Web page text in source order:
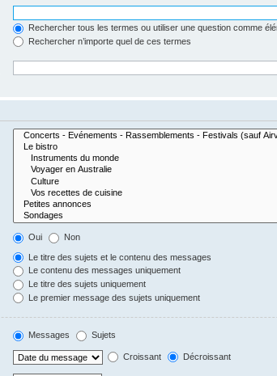
Rechercher tous les termes ou utiliser une question comme
Rechercher n’importe quel de ces termes
Oui Non
Le titre des sujets et le contenu des messages
Le contenu des messages uniquement
Le titre des sujets uniquement
Le premier message des sujets uniquement
Messages Sujets
Croissant Décroissant